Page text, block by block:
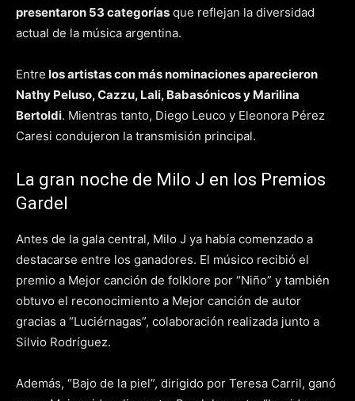
presentaron 53 categorías que reflejan la diversidad
actual de la música argentina.
Entre los artistas con más nominaciones aparecieron
Nathy Peluso, Cazzu, Lali, Babasónicos y Marilina
Bertoldi. Mientras tanto, Diego Leuco y Eleonora Pérez
Caresi condujeron la transmisión principal.
La gran noche de Milo J en los Premios
Gardel
Antes de la gala central, Milo J ya había comenzado a
destacarse entre los ganadores. El músico recibió el
premio a Mejor canción de folklore por “Niño” y también
obtuvo el reconocimiento a Mejor canción de autor
gracias a “Luciérnagas”, colaboración realizada junto a
Silvio Rodríguez.
Además, “Bajo de la piel”, dirigido por Teresa Carril, ganó